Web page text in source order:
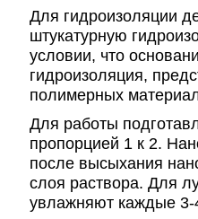
Для гидроизоляции
штукатурную
условии, что
гидроизоляция,
полимерных
Для работы
пропорцией 1 к 2.
после высыхания
слоя раствора. Для
увлажняют каждые 3-